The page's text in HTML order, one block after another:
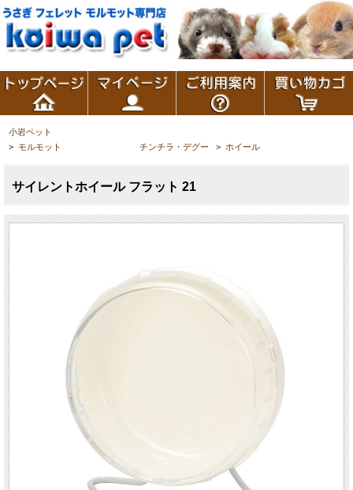
小岩ペット
> モルモット チンチラ・デグー > ホイール
サイレントホイール フラット 21